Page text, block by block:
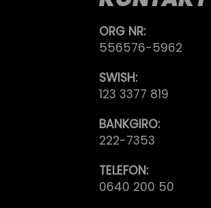
ORG NR:
556576-5962
SWISH:
123 3377 819
BANKGIRO:
222-7353
TELEFON:
0640 200 50